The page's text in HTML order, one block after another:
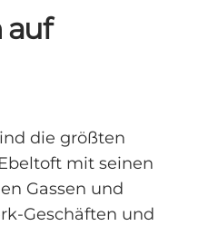
auf
die größten
mit seinen
Gassen und
Geschäften und